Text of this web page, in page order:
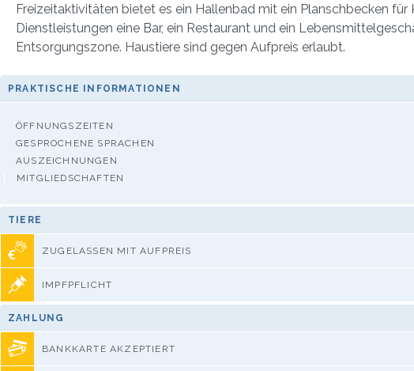
Freizeitaktivitäten bietet es ein Hallenbad mit ein Planschbecken
Dienstleistungen eine Bar, ein Restaurant und ein
Entsorgungszone. Haustiere sind gegen Aufpreis erlaubt.
PRAKTISCHE INFORMATIONEN
ÖFFNUNGSZEITEN
GESPROCHENE SPRACHEN
AUSZEICHNUNGEN
MITGLIEDSCHAFTEN
TIERE
ZUGELASSEN MIT AUFPREIS
IMPFPFLICHT
ZAHLUNG
BANKKARTE AKZEPTIERT